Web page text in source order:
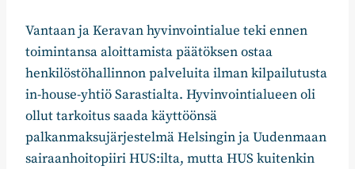
Vantaan ja Keravan hyvinvointialue teki ennen
toimintansa aloittamista päätöksen ostaa
henkilöstöhallinnon palveluita ilman kilpailutusta
in-house-yhtiö Sarastialta. Hyvinvointialueen oli
ollut tarkoitus saada käyttöönsä
palkanmaksujärjestelmä Helsingin ja Uudenmaan
sairaanhoitopiiri HUS:ilta, mutta HUS kuitenkin